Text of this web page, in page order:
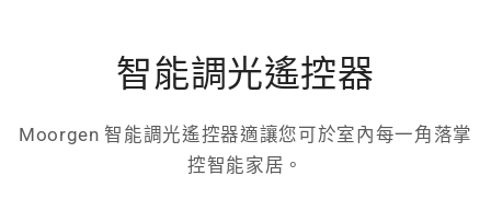
智能調光遙控器
Moorgen 智能調光遙控器適讓您可於室內每一角落掌
控智能家居。